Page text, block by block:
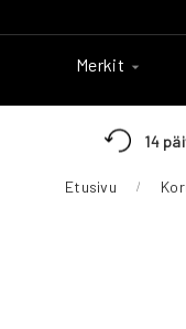
Merkit
14
Etusivu